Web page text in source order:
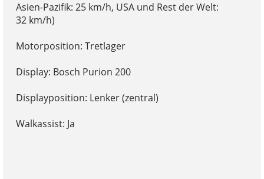
Asien-Pazifik: 25 km/h, USA und Rest der Welt:
32 km/h)
Motorposition: Tretlager
Display: Bosch Purion 200
Displayposition: Lenker (zentral)
Walkassist: Ja